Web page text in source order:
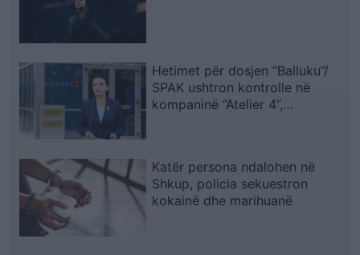
Hetimet për dosjen “Balluku”/
SPAK ushtron kontrolle në
kompaninë “Atelier 4”,
Katër persona ndalohen në
Shkup, policia sekuestron
kokainë dhe marihuanë